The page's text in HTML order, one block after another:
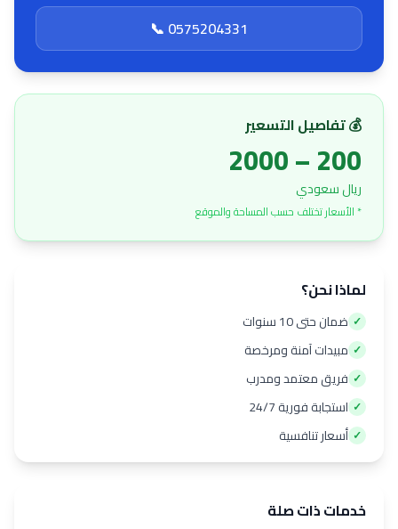
📞 0575204331
💰 تفاصيل التسعير
200 – 2000
ريال سعودي
* الأسعار تختلف حسب المساحة والموقع
لماذا نحن؟
✓ ضمان حتى 10 سنوات
✓ مبيدات آمنة ومرخصة
✓ فريق معتمد ومدرب
✓ استجابة فورية 24/7
✓ أسعار تنافسية
خدمات ذات صلة